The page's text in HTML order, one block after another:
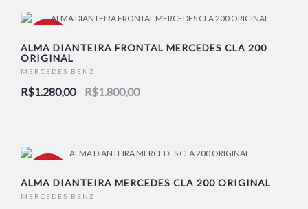
ALMA DIANTEIRA FRONTAL MERCEDES CLA 200
ORIGINAL
MERCEDES BENZ
R$1.280,00 R$1.800,00
ALMA DIANTEIRA MERCEDES CLA 200 ORIGINAL
MERCEDES BENZ